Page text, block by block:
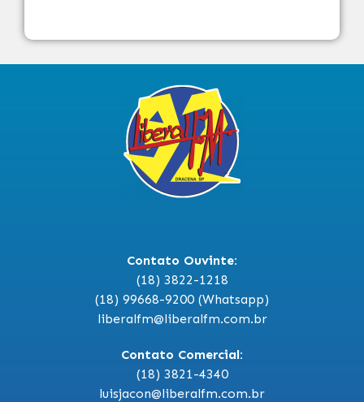
Contato Ouvinte:
(18) 3822-1218
(18) 99668-9200 (Whatsapp)
liberalfm@liberalfm.com.br
Contato Comercial:
(18) 3821-4340
luisjacon@liberalfm.com.br